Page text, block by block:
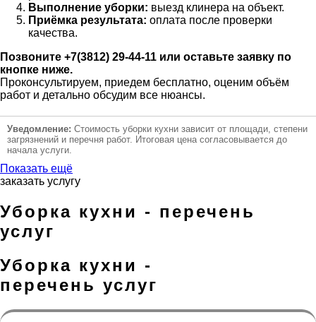
Выполнение уборки: выезд клинера на объект.
Приёмка результата: оплата после проверки
качества.
Позвоните +7(3812) 29-44-11 или оставьте заявку по
кнопке ниже.
Проконсультируем, приедем бесплатно, оценим объём
работ и детально обсудим все нюансы.
Уведомление: Стоимость уборки кухни зависит от площади, степени
загрязнений и перечня работ. Итоговая цена согласовывается до
начала услуги.
Показать ещё
заказать услугу
Уборка кухни - перечень
услуг
Уборка кухни -
перечень услуг